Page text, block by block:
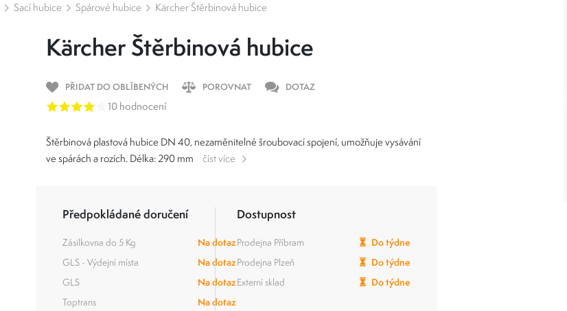
Sací hubice Spárové hubice Kärcher Štěrbinová hubice
Kärcher Štěrbinová hubice
PŘIDAT DO OBLÍBENÝCH POROVNAT DOTAZ
10 hodnocení
Štěrbinová plastová hubice DN 40, nezaměnitelné šroubovací spojení, umožňuje vysávání
ve spárách a rozích. Délka: 290 mm
číst více
Předpokládané doručení
Zásilkovna do 5 Kg
Na dotaz
GLS - Výdejní místa
Na dotaz
GLS
Na dotaz
Toptrans
Na dotaz
Dostupnost
Prodejna Příbram
Do týdne
Prodejna Plzeň
Do týdne
Externí sklad
Do týdne